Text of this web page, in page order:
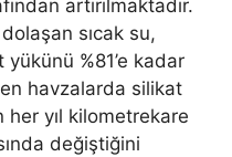
artırılmaktadır.
sıcak su,
%81’e kadar
havzalarda silikat
her yıl kilometrekare
değiştiğini